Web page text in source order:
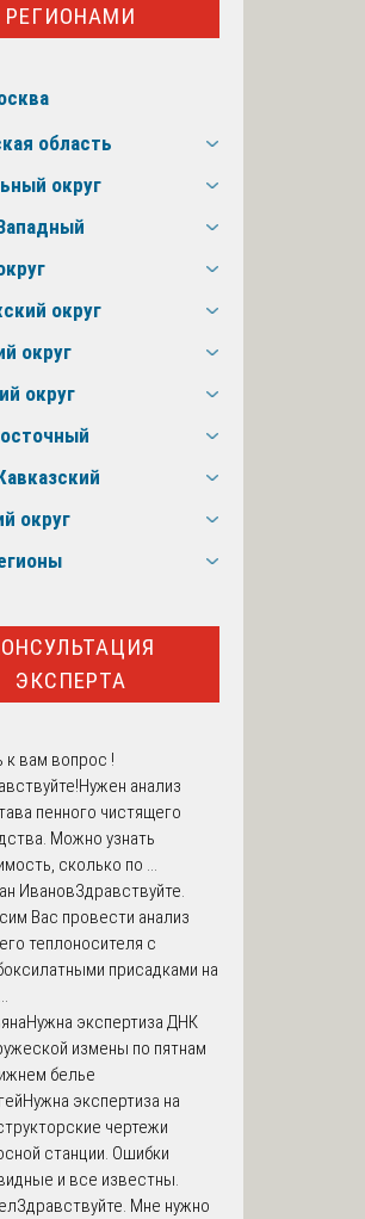
РЕГИОНАМИ
область
округ
округ
округ
округ
округ
ЭКСПЕРТА
к вам вопрос !
анализ
пенного чистящего
Можно узнать
сколько по ...
ИвановЗдравствуйте.
Вас провести анализ
теплоносителя с
присадками на
Нужна экспертиза ДНК
измены по пятнам
белье
Нужна экспертиза на
чертежи
станции. Ошибки
и все известны.
Здравствуйте. Мне нужно